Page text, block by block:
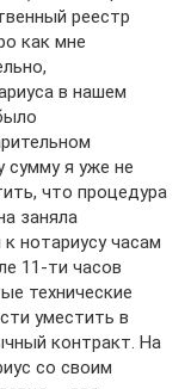
реестр
как мне
в нашем
сумму я уже не
что процедура
заняла
нотариусу часам
11-ти часов
технические
уместить в
контракт. На
со своим